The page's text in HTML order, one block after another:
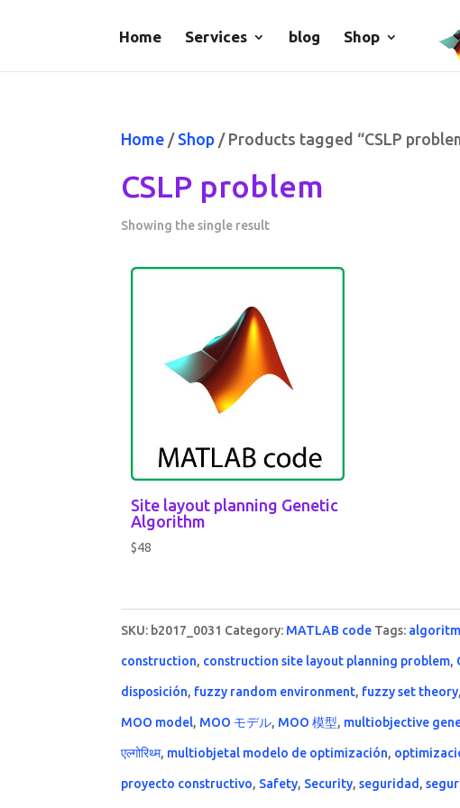
Home Services blog Shop
Home / Shop / Products tagged “CSLP
CSLP problem
Showing the single result
Site layout planning Genetic
Algorithm
$48
SKU: b2017_0031 Category: MATLAB code Tags:
construction, construction site layout planning problem,
disposición, fuzzy random environment, fuzzy set theory,
MOO model, MOO モデル, MOO 模型, multiobjective
एल्गोरिथ्म, multiobjetal modelo de optimización,
proyecto constructivo, Safety, Security,seguridad,